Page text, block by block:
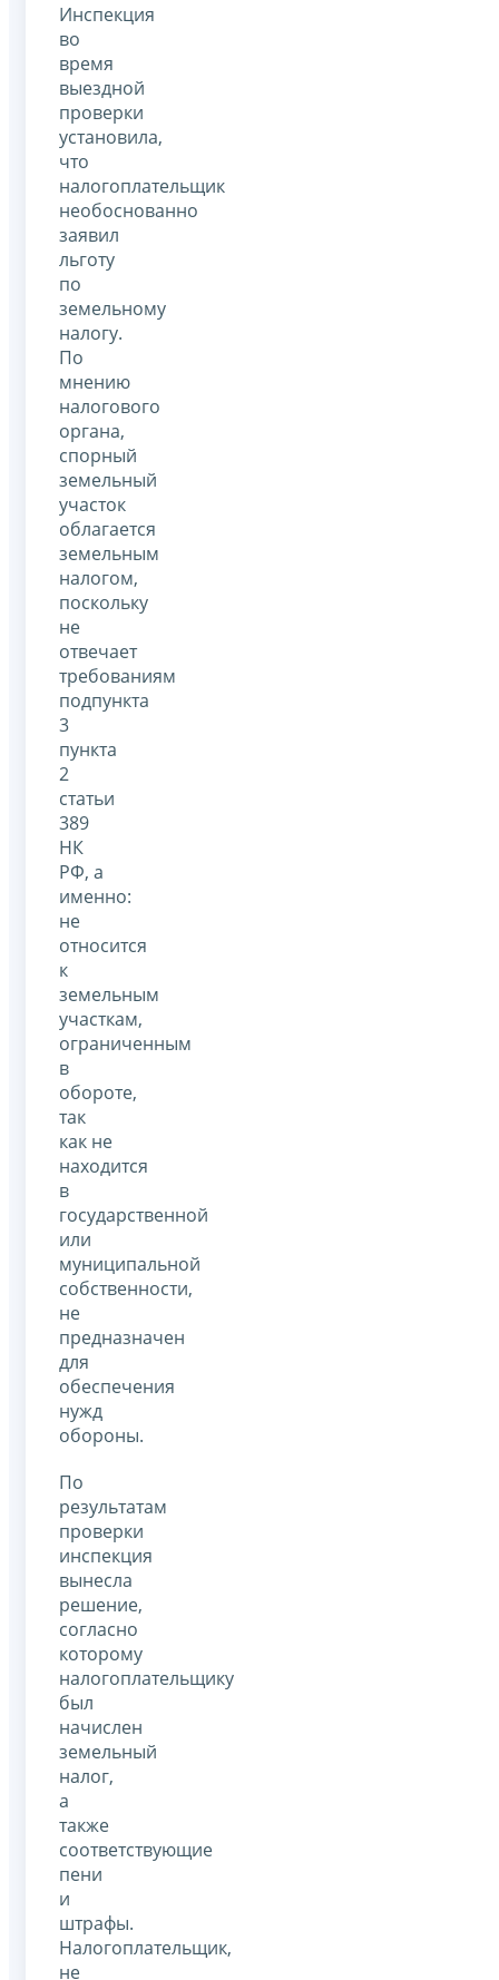
Инспекция
во
время
выездной
проверки
установила,
что
налогоплательщик
необоснованно
заявил
льготу
по
земельному
налогу.
По
мнению
налогового
органа,
спорный
земельный
участок
облагается
земельным
налогом,
поскольку
не
отвечает
требованиям
подпункта
3
пункта
2
статьи
389
НК
РФ, а
именно:
не
относится
к
земельным
участкам,
ограниченным
в
обороте,
так
как не
находится
в
государственной
или
муниципальной
собственности,
не
предназначен
для
обеспечения
нужд
обороны.
По
результатам
проверки
инспекция
вынесла
решение,
согласно
которому
налогоплательщику
был
начислен
земельный
налог,
а
также
соответствующие
пени
и
штрафы.
Налогоплательщик,
не